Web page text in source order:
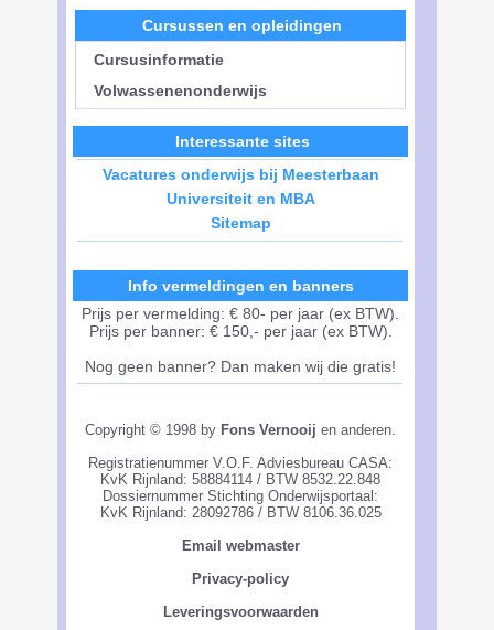
Cursussen en opleidingen
Cursusinformatie
Volwassenenonderwijs
Interessante sites
Vacatures onderwijs bij Meesterbaan
Universiteit en MBA
Sitemap
Info vermeldingen en banners
Prijs per vermelding: € 80- per jaar (ex BTW).
Prijs per banner: € 150,- per jaar (ex BTW).
Nog geen banner? Dan maken wij die gratis!
Copyright © 1998 by Fons Vernooij en anderen.
Registratienummer V.O.F. Adviesbureau CASA:
KvK Rijnland: 58884114 / BTW 8532.22.848
Dossiernummer Stichting Onderwijsportaal:
KvK Rijnland: 28092786 / BTW 8106.36.025
Email webmaster
Privacy-policy
Leveringsvoorwaarden